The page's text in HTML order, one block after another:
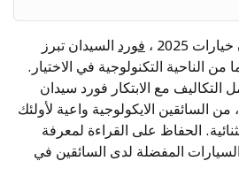
2025 ، فورد السيدان تبرز
من الناحية التكنولوجية في الاختيار.
التكاليف مع الابتكار فورد سيدان
السائقين الايكولوجية واعية لأولئك
الحفاظ على القراءة لمعرفة
المفضلة لدى السائقين في